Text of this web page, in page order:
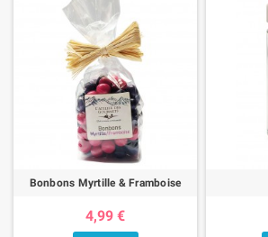
Bonbons Myrtille & Framboise
4,99 €